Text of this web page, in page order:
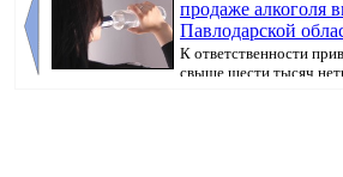
продаже алкоголя
Павлодарской
К ответственности
свыше шести тысяч